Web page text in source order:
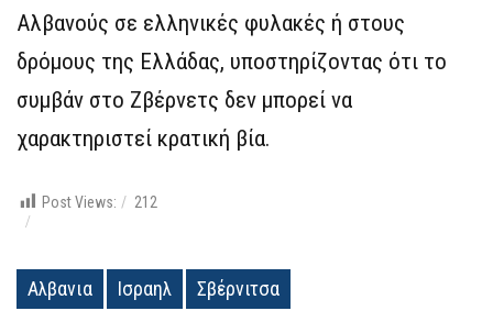
Αλβανούς σε ελληνικές φυλακές ή στους
δρόμους της Ελλάδας, υποστηρίζοντας ότι το
συμβάν στο Ζβέρνετς δεν μπορεί να
χαρακτηριστεί κρατική βία.
Post Views: 212
Αλβανια Ισραηλ Σβέρνιτσα